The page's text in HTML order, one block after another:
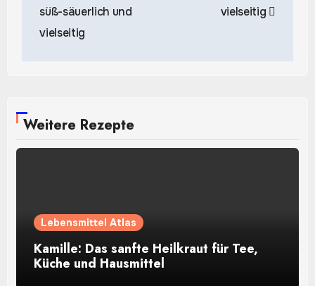
süß-säuerlich und
vielseitig
vielseitig
Weitere Rezepte
Lebensmittel Atlas
Kamille: Das sanfte Heilkraut für Tee,
Küche und Hausmittel